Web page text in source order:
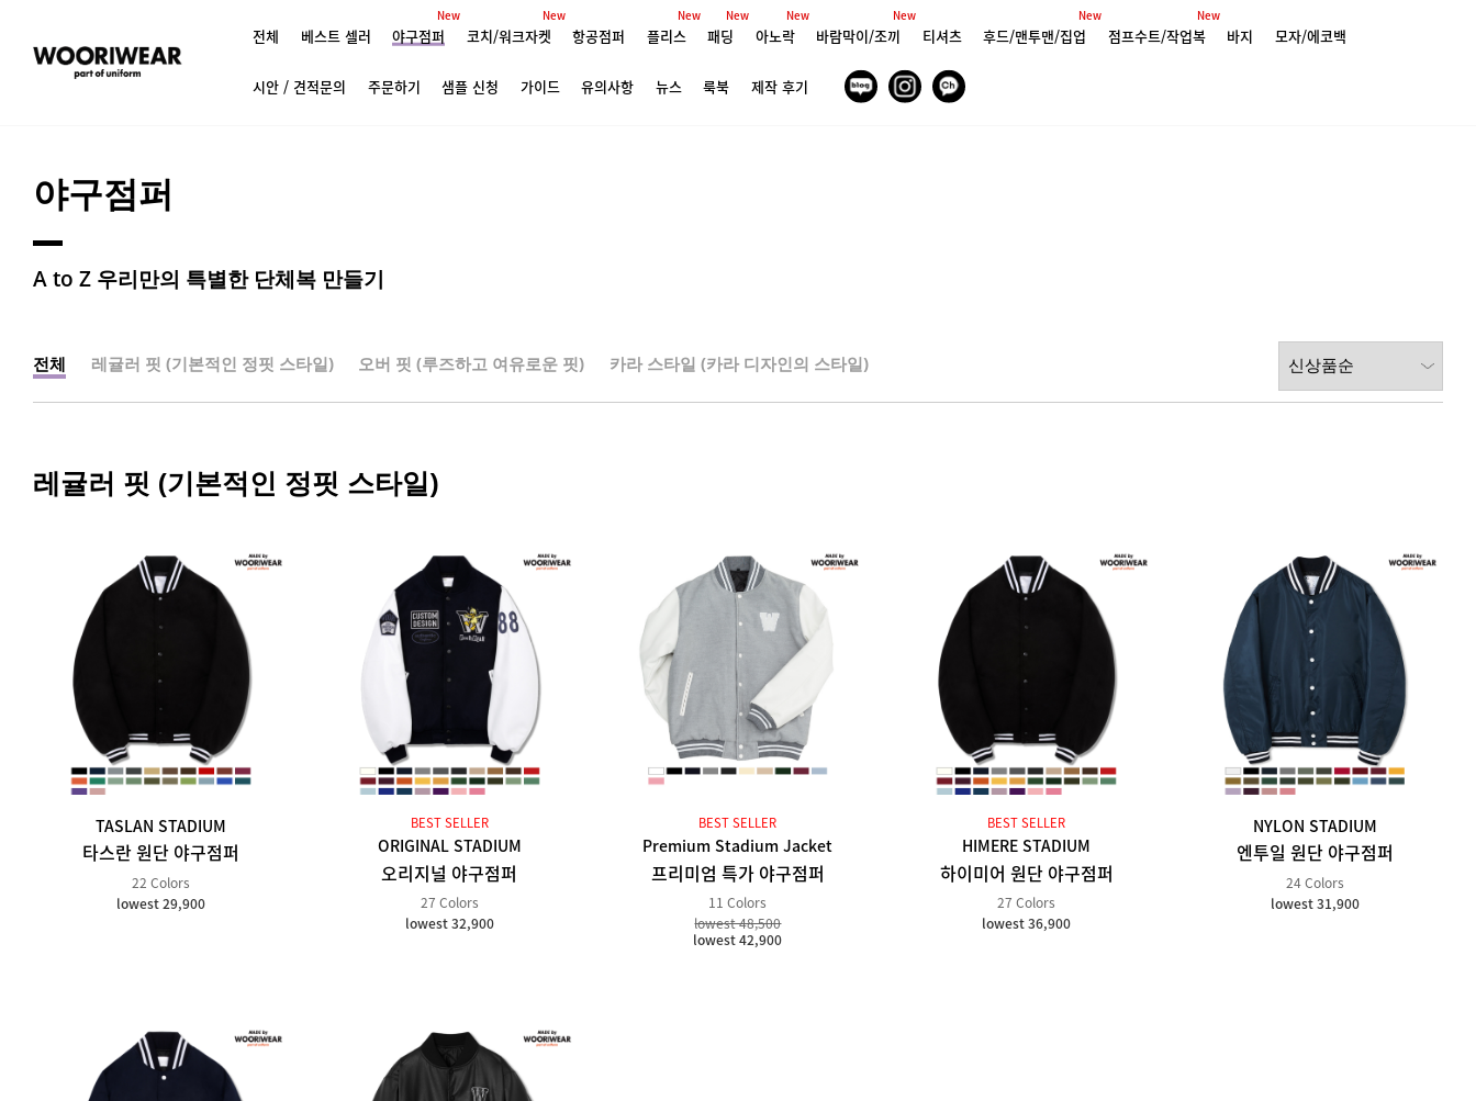
전체 베스트 셀러 야구점퍼
New
코치/워크자켓
New
항공점퍼 플리스
New
패딩
New
아노락
New
바람막이/조끼
New
티셔츠 후드/맨투맨/집업
New
점프수트/작업복
New
바지 모자/에코백
시안 / 견적문의 주문하기 샘플 신청 가이드 유의사항 뉴스 룩북 제작 후기
야구점퍼
A to Z 우리만의 특별한 단체복 만들기
전체 레귤러 핏 (기본적인 정핏 스타일) 오버 핏 (루즈하고 여유로운 핏) 카라 스타일 (카라 디자인의 스타일)
레귤러 핏 (기본적인 정핏 스타일)
TASLAN STADIUM
타스란 원단 야구점퍼
22 Colors
lowest 29,900
BEST SELLER
ORIGINAL STADIUM
오리지널 야구점퍼
27 Colors
lowest 32,900
BEST SELLER
Premium Stadium Jacket
프리미엄 특가 야구점퍼
11 Colors
lowest 48,500
lowest 42,900
BEST SELLER
HIMERE STADIUM
하이미어 원단 야구점퍼
27 Colors
lowest 36,900
NYLON STADIUM
엔투일 원단 야구점퍼
24 Colors
lowest 31,900